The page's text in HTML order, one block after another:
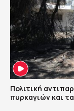
Πολιτική
πυρκαγιών και